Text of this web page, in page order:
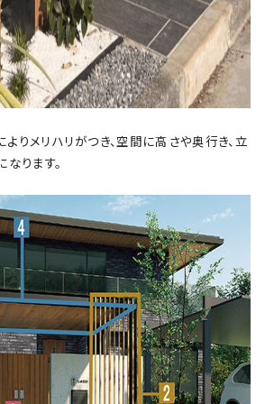
りメリハリがつき、空間に高さや奥行き、立
ります。